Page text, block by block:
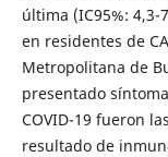
última (IC95%:
en residentes de
Metropolitana de
presentado
COVID-19 fueron
resultado de